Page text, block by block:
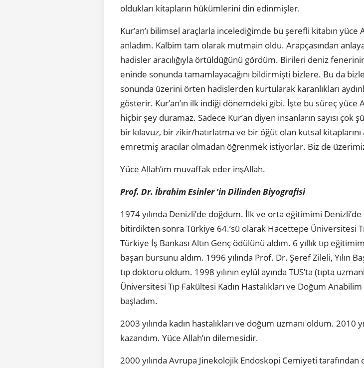
oldukları kitapların hükümlerini din edinmişler.
Kur’an’ı bilimsel araçlarla incelediğimde bu şerefli kitabın
anladım. Kalbim tam olarak mutmain oldu. Arapçasından
hadisler aracılığıyla örtüldüğünü gördüm. Birileri deniz
eninde sonunda tamamlayacağını bildirmişti bizlere. Bu da
sonunda üzerini örten hadislerden kurtularak karanlıkları
gösterir. Kur’an’ın ilk indiği dönemdeki gibi. İşte bu süreç yüce
hiçbir şey duramaz. Sadece Kur’an diyen insanların sayısı
bir kılavuz, bir zikir/hatırlatma ve bir öğüt olan kutsal
emretmiş aracılar olmadan öğrenmek istiyorlar. Biz de
Yüce Allah’ım muvaffak eder inşAllah.
Prof. Dr. İbrahim Esinler ’in Dilinden Biyografisi
1974 yılında Denizli’de doğdum. İlk ve orta eğitimimi
bitirdikten sonra Türkiye 64.’sü olarak Hacettepe Üniversitesi
Türkiye İş Bankası Altın Genç ödülünü aldım. 6 yıllık tıp
başarı bursunu aldım. 1996 yılında Prof. Dr. Şeref Zileli, Yılın
tıp doktoru oldum. 1998 yılının eylül ayında TUS’ta (tıpta
Üniversitesi Tıp Fakültesi Kadın Hastalıkları ve Doğum
başladım.
2003 yılında kadın hastalıkları ve doğum uzmanı oldum. 2010
kazandım. Yüce Allah’ın dilemesidir.
2000 yılında Avrupa Jinekolojik Endoskopi Cemiyeti